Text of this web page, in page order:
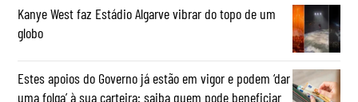
Kanye West faz Estádio Algarve vibrar do topo de um
globo
Estes apoios do Governo já estão em vigor e podem ‘dar
uma folga’ à sua carteira: saiba quem pode beneficiar